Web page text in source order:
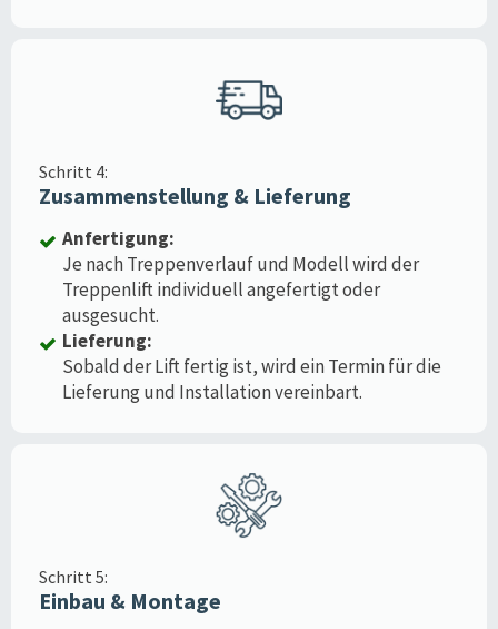
Schritt 4:
Zusammenstellung & Lieferung
Anfertigung:
Je nach Treppenverlauf und Modell wird der
Treppenlift individuell angefertigt oder
ausgesucht.
Lieferung:
Sobald der Lift fertig ist, wird ein Termin für die
Lieferung und Installation vereinbart.
Schritt 5:
Einbau & Montage